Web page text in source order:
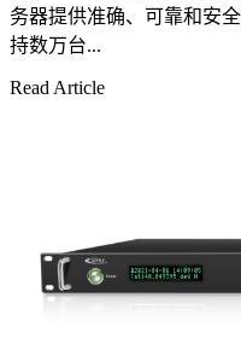
务器提供准确、可靠和安
持数万台...
Read Article